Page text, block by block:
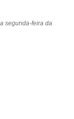
segunda-feira da